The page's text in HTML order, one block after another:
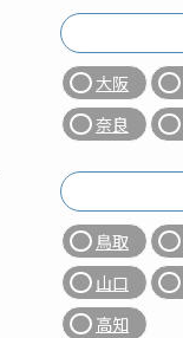
大阪
奈良
鳥取
山口
高知